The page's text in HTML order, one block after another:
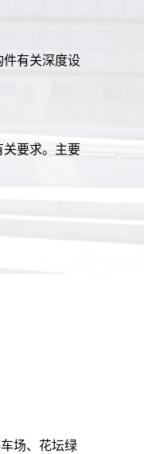
件有关深度设
关要求。主要
场、花坛绿